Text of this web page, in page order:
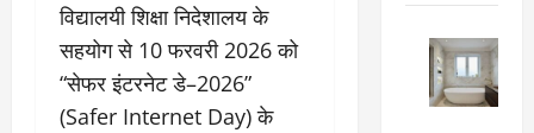
विद्यालयी शिक्षा निदेशालय के
सहयोग से 10 फरवरी 2026 को
“सेफर इंटरनेट डे–2026”
(Safer Internet Day) के